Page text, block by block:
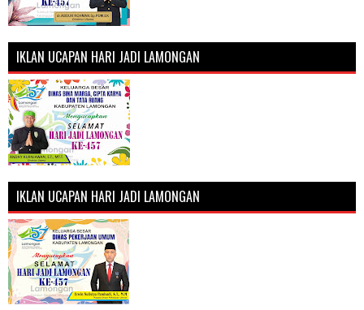
IKLAN UCAPAN HARI JADI LAMONGAN
IKLAN UCAPAN HARI JADI LAMONGAN